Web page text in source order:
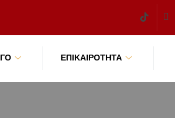
ΕΠΙΚΑΙΡΌΤΗΤΑ